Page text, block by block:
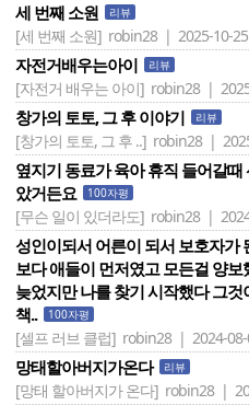
세 번째 소원 리뷰
[세 번째 소원] robin28 | 2025-10-
자전거배우는아이 리뷰
[자전거 배우는 아이] robin28 |
창가의 토토, 그 후 이야기 리뷰
[창가의 토토, 그 후 ..] robin28 |
옆지기 동료가 육아 휴직 들어갈
았거든요
100자평
[무슨 일이 있더라도] robin28 |
성인이되서 어른이 되서 보호자가
보다 애들이 먼저였고 모든걸 양
늦었지만 나를 찾기 시작했다 그
책..
100자평
[셀프 러브 클럽] robin28 | 2024-08-
망태할아버지가온다 리뷰
[망태 할아버지가 온다] robin28 |